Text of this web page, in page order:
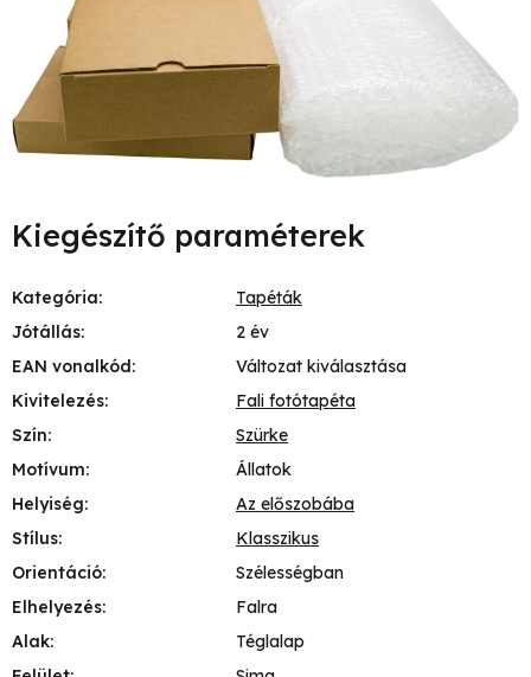
Kiegészítő paraméterek
Kategória:
Tapéták
Jótállás:
2 év
EAN vonalkód:
Változat kiválasztása
Kivitelezés:
Fali fotótapéta
Szín:
Szürke
Motívum:
Állatok
Helyiség:
Az előszobába
Stílus:
Klasszikus
Orientáció:
Szélességban
Elhelyezés:
Falra
Alak:
Téglalap